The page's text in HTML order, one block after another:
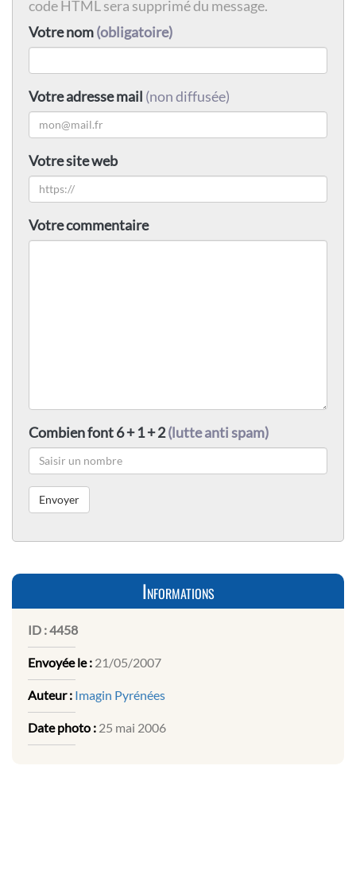
code HTML sera supprimé du message.
Votre nom(obligatoire)
Votre adresse mail (non diffusée)
Votre site web
Votre commentaire
Combien font 6 + 1 + 2(lutte anti spam)
Informations
ID :4458
Envoyée le : 21/05/2007
Auteur : Imagin Pyrénées
Date photo : 25 mai 2006